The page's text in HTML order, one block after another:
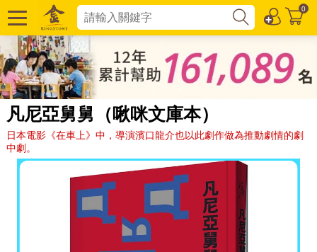
0
凡尼亞舅舅（啾咪文庫本）
日本電影《在車上》中，導演濱口龍介也以此劇作做為推動劇情的劇
中劇。